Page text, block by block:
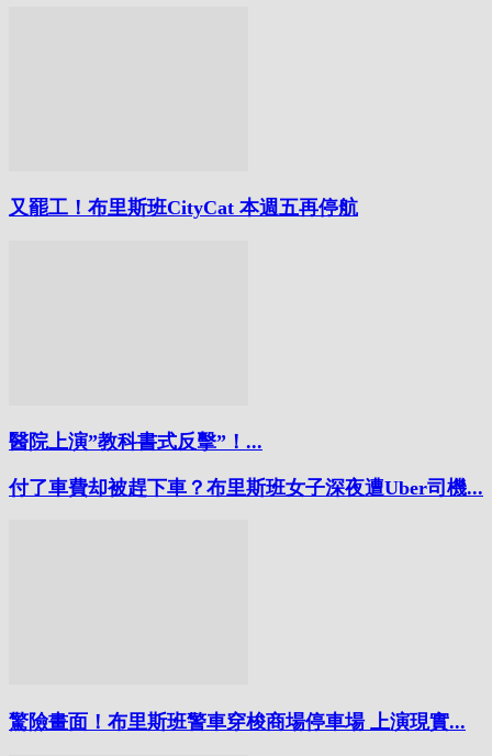
又罷工！布里斯班CityCat 本週五再停航
醫院上演”教科書式反擊”！...
付了車費却被趕下車？布里斯班女子深夜遭Uber司機...
驚險畫面！布里斯班警車穿梭商場停車場 上演現實...